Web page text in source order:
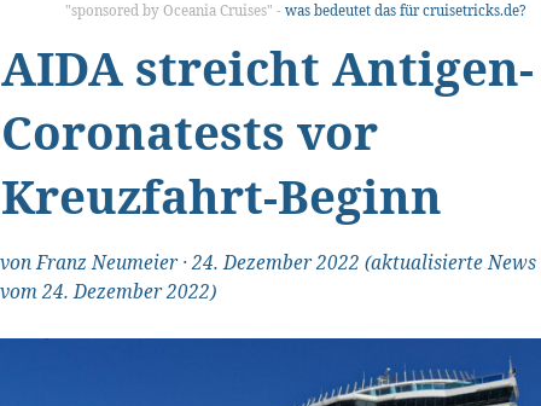
"sponsored by Oceania Cruises" - was bedeutet das für cruisetricks.de?
AIDA streicht Antigen-
Coronatests vor
Kreuzfahrt-Beginn
vonFranz Neumeier·24. Dezember 2022 (aktualisierte News
vom 24. Dezember 2022)